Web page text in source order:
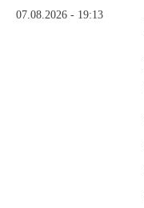
07.08.2026 - 19:13